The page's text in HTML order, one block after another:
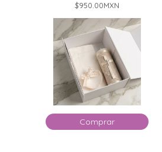
$950.00MXN
Comprar